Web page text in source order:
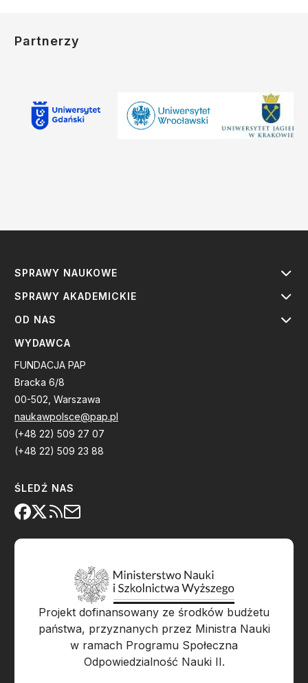
Partnerzy
SPRAWY NAUKOWE
SPRAWY AKADEMICKIE
OD NAS
WYDAWCA
FUNDACJA PAP
Bracka 6/8
00-502, Warszawa
naukawpolsce@pap.pl
(+48 22) 509 27 07
(+48 22) 509 23 88
ŚLEDŹ NAS
Projekt dofinansowany ze środków budżetu
państwa, przyznanych przez Ministra Nauki
w ramach Programu Społeczna
Odpowiedzialność Nauki II.